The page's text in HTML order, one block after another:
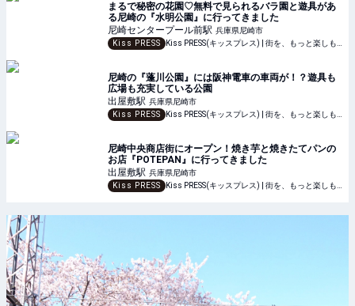
まるで秘密の花園♡無料で見られるバラ園と遊具があ
る尼崎の『水明公園』に行ってきました
尼崎センタープール前駅 兵庫県尼崎市
Kiss PRESS
尼崎の『蓬川公園』には阪神電車の車両が！？遊具も
広場も充実している公園
出屋敷駅 兵庫県尼崎市
Kiss PRESS
尼崎中央商店街にオープン！焼き芋と焼きたてパンの
お店『POTEPAN』に行ってきました
出屋敷駅 兵庫県尼崎市
Kiss PRESS